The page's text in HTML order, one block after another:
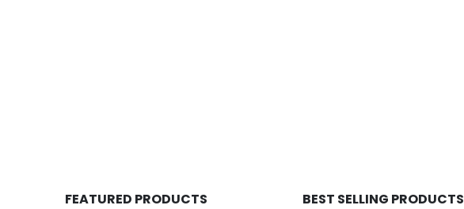
FEATURED PRODUCTS BEST SELLING PRODUCTS